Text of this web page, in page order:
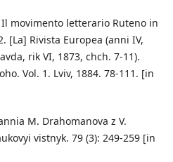
movimento letterario Ruteno in
[La] Rivista Europea (anni IV,
rik VI, 1873, chch. 7-11).
Vol. 1. Lviv, 1884. 78-111. [in
M. Drahomanova z V.
vistnyk. 79 (3): 249-259 [in